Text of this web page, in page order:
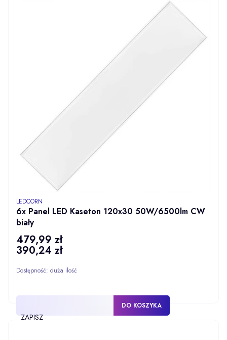
6x Panel LED Kaseton 120x30 50W/6500lm CW
biały
PRODUCENT
LEDCORN
Cena
479,99 zł
Cena
390,24 zł
Dostępność: duża ilość
ZAPISZ
DO KOSZYKA